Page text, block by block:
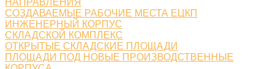
НАПРАВЛЕНИЯ
СОЗДАВАЕМЫЕ РАБОЧИЕ МЕСТА ЕЦКП
ИНЖЕНЕРНЫЙ КОРПУС
СКЛАДСКОЙ КОМПЛЕКС
ОТКРЫТЫЕ СКЛАДСКИЕ ПЛОЩАДИ
ПЛОЩАДИ ПОД НОВЫЕ ПРОИЗВОДСТВЕННЫЕ